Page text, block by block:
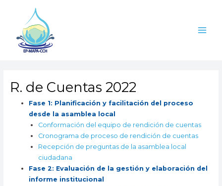
contenido
R. de Cuentas 2022
Fase 1: Planificación y facilitación del proceso
desde la asamblea local
Conformación del equipo de rendición de cuentas
Cronograma de proceso de rendición de cuentas
Recepción de preguntas de la asamblea local
ciudadana
Fase 2: Evaluación de la gestión y elaboración del
informe institucional